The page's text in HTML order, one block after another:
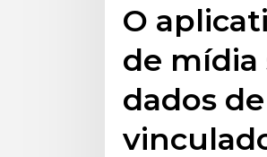
O
de mídia
dados